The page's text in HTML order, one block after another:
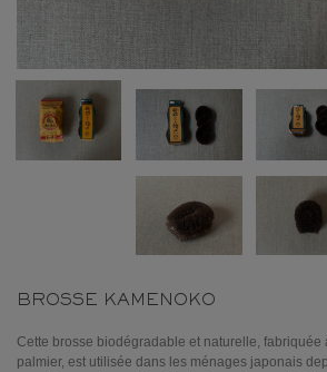
BROSSE KAMENOKO
Cette brosse biodégradable et naturelle, fabriquée
palmier, est utilisée dans les ménages japonais